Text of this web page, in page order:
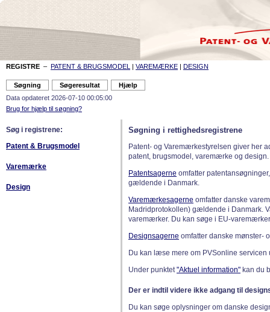
REGISTRE – PATENT & BRUGSMODEL | VAREMÆRKE | DESIGN
Data opdateret 2026-07-10 00:05:00
Brug for hjælp til søgning?
Søg i registrene:
Patent & Brugsmodel
Varemærke
Design
Søgning i rettighedsregistrene
Patent- og Varemærkestyrelsen giver her
patent, brugsmodel, varemærke og design.
Patentsagerne omfatter
gældende i Danmark.
Varemærkesagerne omfatter danske
Madridprotokollen) gældende i Danmark.
varemærker. Du kan søge i EU-
Designsagerne omfatter danske mønster-
Du kan læse mere om PVSonline
Under punktet"Aktuel information" kan du
Der er indtil videre ikke adgang til
Du kan søge oplysninger om danske